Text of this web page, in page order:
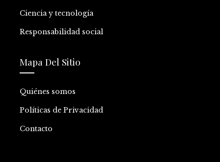
Ciencia y tecnología
Responsabilidad social
Mapa Del Sitio
Quiénes somos
Políticas de Privacidad
Contacto